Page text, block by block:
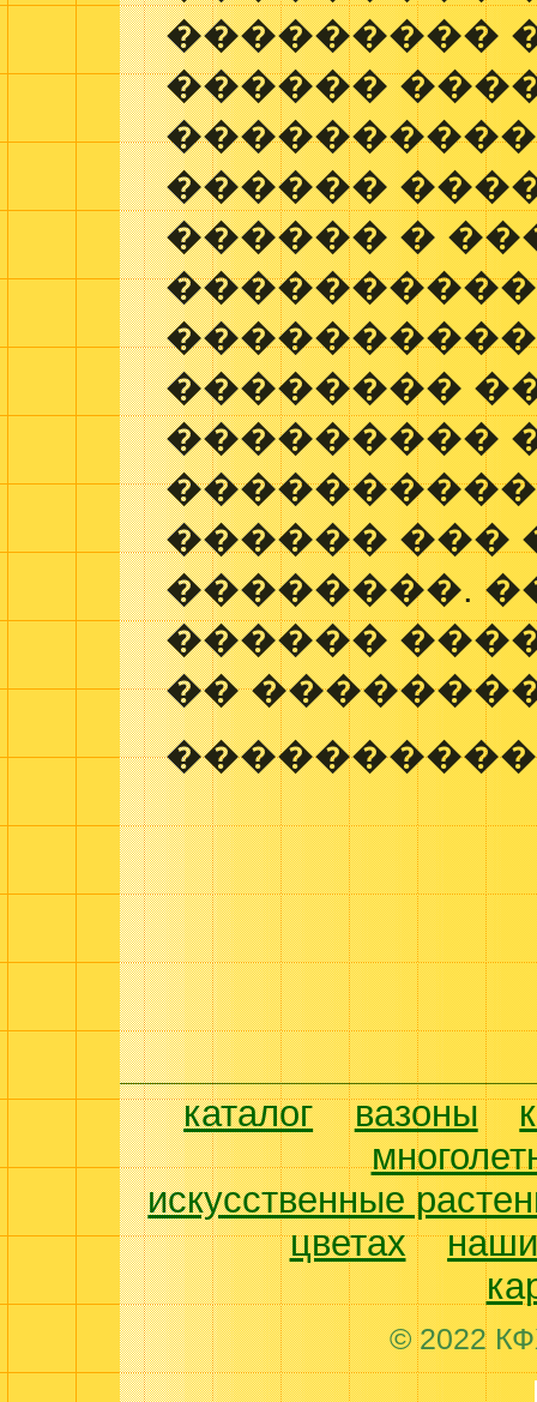
���������
������
������
������ �
��������
���������
������ ���
��������.
������
��
каталог вазоны
искусственные
цветах
© 2022